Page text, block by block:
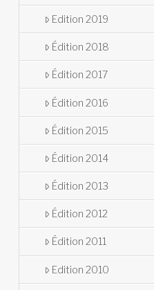
Edition 2019
Édition 2018
Édition 2017
Édition 2016
Édition 2015
Édition 2014
Édition 2013
Édition 2012
Édition 2011
Edition 2010